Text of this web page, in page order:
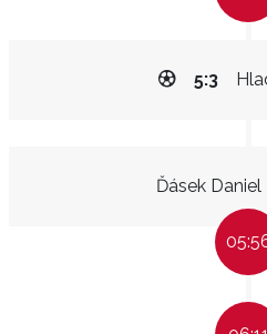
5:3
Ďásek Daniel